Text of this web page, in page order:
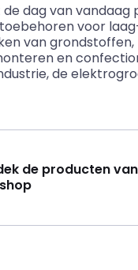
dag van
voor
van
en
de
de producten